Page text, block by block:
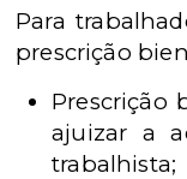
Para
prescrição
Prescrição
ajuizar a
trabalhista;